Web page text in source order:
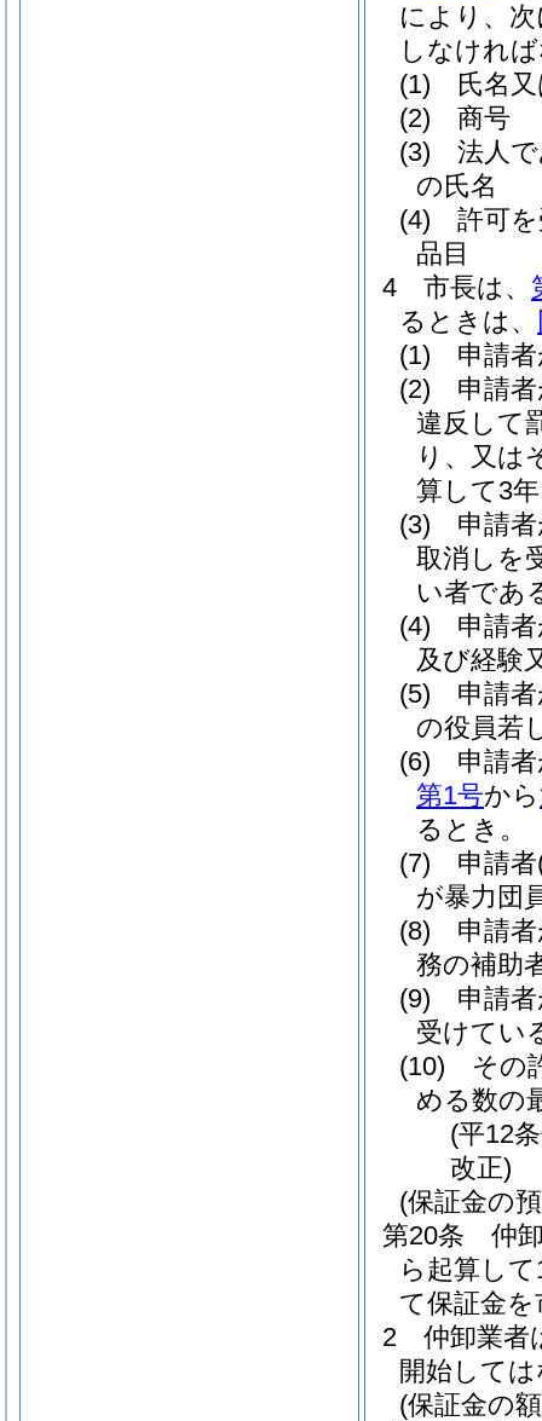
により、
しなけれ
(1)
氏名
(2)
商号
(3)
法人
の氏名
(4)
許可
品目
4
市長は、
るときは、
(1)
申請
(2)
申請
違反して
り、又は
算して3
(3)
申請
取消しを
い者であ
(4)
申請
及び経験
(5)
申請
の役員若
(6)
申請
第1号から
るとき。
(7)
申請者
が暴力団
(8)
申請
務の補助
(9)
申請
受けてい
(10)
その
める数の
(平12
改正)
(保証金の
第20条
仲
ら起算し
て保証金
2
仲卸業者
開始して
(保証金の